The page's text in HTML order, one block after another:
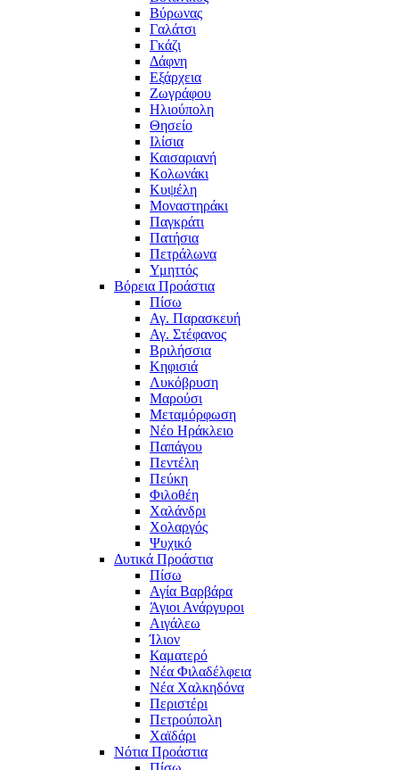
Βύρωνας
Γαλάτσι
Γκάζι
Δάφνη
Εξάρχεια
Ζωγράφου
Ηλιούπολη
Θησείο
Ιλίσια
Καισαριανή
Κολωνάκι
Κυψέλη
Μοναστηράκι
Παγκράτι
Πατήσια
Πετράλωνα
Υμηττός
Βόρεια Προάστια
Πίσω
Αγ. Παρασκευή
Αγ. Στέφανος
Βριλήσσια
Κηφισιά
Λυκόβρυση
Μαρούσι
Μεταμόρφωση
Νέο Ηράκλειο
Παπάγου
Πεντέλη
Πεύκη
Φιλοθέη
Χαλάνδρι
Χολαργός
Ψυχικό
Δυτικά Προάστια
Πίσω
Αγία Βαρβάρα
Άγιοι Ανάργυροι
Αιγάλεω
Ίλιον
Καματερό
Νέα Φιλαδέλφεια
Νέα Χαλκηδόνα
Περιστέρι
Πετρούπολη
Χαϊδάρι
Νότια Προάστια